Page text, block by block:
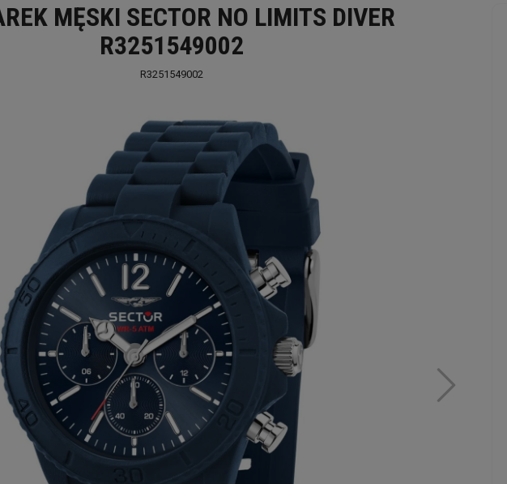
MĘSKI SECTOR NO LIMITS DIVER
R3251549002
R3251549002